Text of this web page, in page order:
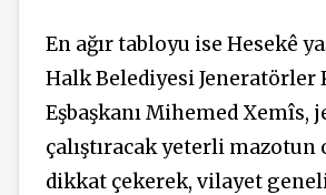
En ağır tabloyu ise Hesekê
Halk Belediyesi Jeneratörler
Eşbaşkanı Mihemed Xemîs,
çalıştıracak yeterli mazotun
dikkat çekerek, vilayet